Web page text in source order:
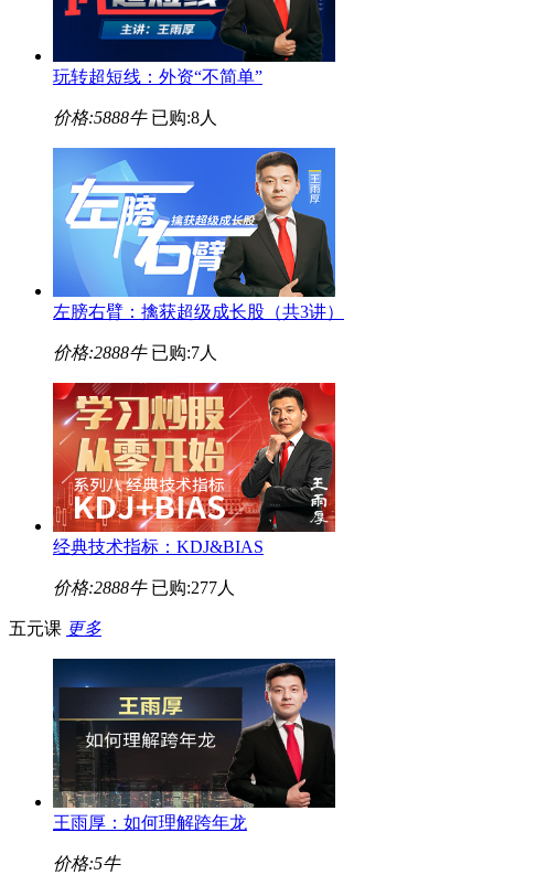
玩转超短线：外资“不简单”
价格:5888牛 已购:8人
左膀右臂：擒获超级成长股（共3讲）
价格:2888牛 已购:7人
经典技术指标：KDJ&BIAS
价格:2888牛 已购:277人
五元课 更多
王雨厚：如何理解跨年龙
价格:5牛